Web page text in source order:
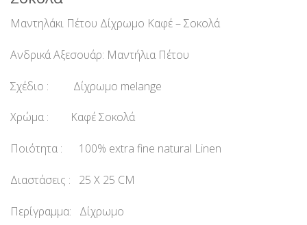
Μαντηλάκι Πέτου Δίχρωμο Καφέ – Σοκολά
Ανδρικά Αξεσουάρ: Μαντήλια Πέτου
Σχέδιο : Δίχρωμο melange
Χρώμα : Καφέ Σοκολά
Ποιότητα : 100% extra fine natural Linen
Διαστάσεις : 25 Χ 25 CM
Περίγραμμα: Δίχρωμο